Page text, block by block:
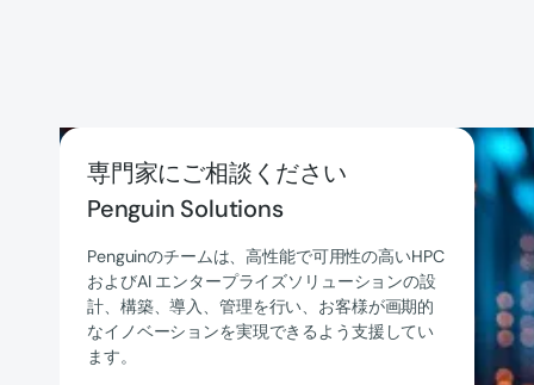
専門家にご相談ください
Penguin Solutions
Penguinのチームは、高性能で可用性の高いHPC
およびAI エンタープライズソリューションの設
計、構築、導入、管理を行い、お客様が画期的
なイノベーションを実現できるよう支援してい
ます。